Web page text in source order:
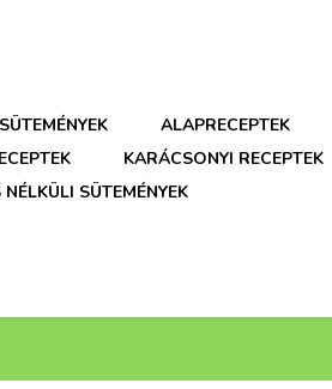
ALAPRECEPTEK
KARÁCSONYI RECEPTEK
NÉLKÜLI SÜTEMÉNYEK